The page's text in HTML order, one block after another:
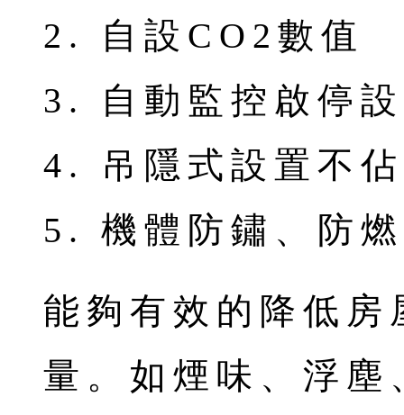
2. 自設CO2數值
3. 自動監控啟停
4. 吊隱式設置不
5. 機體防鏽、防
能夠有效的降低
量。如煙味、浮